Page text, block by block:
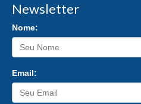
Newsletter
Nome:
Email: